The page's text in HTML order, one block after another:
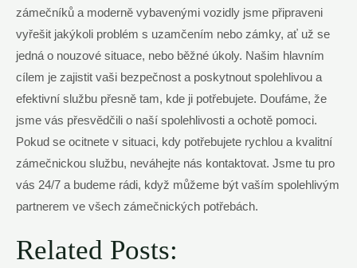
zámečníků a moderně vybavenými vozidly jsme připraveni
vyřešit jakýkoli problém s uzamčením nebo zámky, ať už se
jedná o nouzové situace, nebo běžné úkoly. Našim hlavním
cílem je zajistit vaši bezpečnost a poskytnout spolehlivou a
efektivní službu přesně tam, kde ji potřebujete. Doufáme, že
jsme vás přesvědčili o naší spolehlivosti a ochotě pomoci.
Pokud se ocitnete v situaci, kdy potřebujete rychlou a kvalitní
zámečnickou službu, neváhejte nás kontaktovat. Jsme tu pro
vás 24/7 a budeme rádi, když můžeme být vaším spolehlivým
partnerem ve všech zámečnických potřebách.
Related Posts: